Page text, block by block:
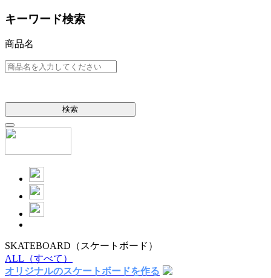
キーワード検索
商品名
検索
SKATEBOARD （スケートボード）
ALL （すべて）
オリジナルのスケートボードを作る